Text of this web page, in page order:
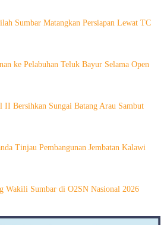
Sumbar Matangkan Persiapan Lewat TC
ke Pelabuhan Teluk Bayur Selama Open
II Bersihkan Sungai Batang Arau Sambut
Tinjau Pembangunan Jembatan Kalawi
Wakili Sumbar di O2SN Nasional 2026